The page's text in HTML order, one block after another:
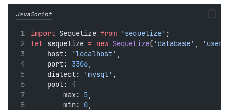
JavaScript
import Sequelize from 'sequelize' ;
let sequelize = new Sequelize( 'database' ,
    host:
'localhost' ,
    port:
3306,
    dialect:
'mysql' ,
    pool: {
        max:
5,
        min:
0,